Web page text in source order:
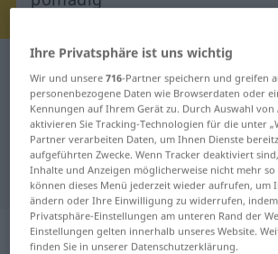
Deutsch-Dänisch
"pomadig"
"pomadig" Dänisch
„pomadig“
Ihre Privatsphäre ist uns wichtig
Wir und unsere716-Partner speichern und greifen
personenbezogene Daten wie Browserdaten oder
Kennungen auf Ihrem Gerät zu. Durch Auswahl von
aktivieren Sie Tracking-Technologien für die unter
Partner verarbeiten Daten, um Ihnen Dienste
aufgeführten Zwecke. Wenn Tracker deaktiviert
Inhalte und Anzeigen möglicherweise nicht mehr so
können dieses Menü jederzeit wieder aufrufen, um
ändern oder Ihre Einwilligung zu widerrufen,
Privatsphäre-Einstellungen am unteren Rand der
Einstellungen gelten innerhalb unseres Website.
finden Sie in unserer Datenschutzerklärung.